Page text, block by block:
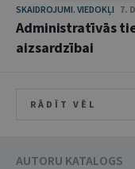
SKAIDROJUMI. VIEDOKĻI 7.
Administratīvās
aizsardzībai
RĀDĪT VĒL
AUTORU KATALOGS